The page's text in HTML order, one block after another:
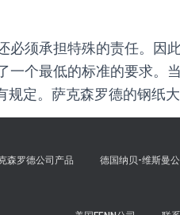
必须承担特殊的责任。因
一个最低的标准的要求。
规定。萨克森罗德的钢纸
森罗德公司产品 德国纳贝-维斯曼